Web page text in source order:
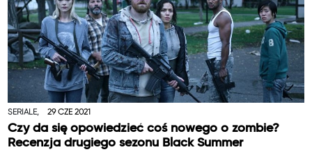
SERIALE, 29 CZE 2021
Czy da się opowiedzieć coś nowego o zombie?
Recenzja drugiego sezonu Black Summer